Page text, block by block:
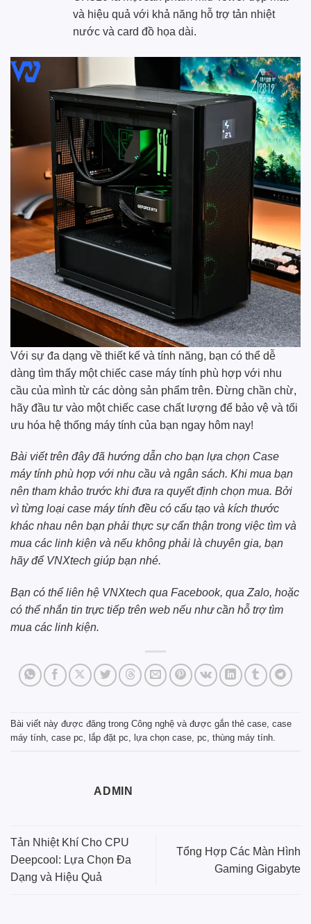
và hiệu quả với khả năng hỗ trợ tản nhiệt
nước và card đồ họa dài.
Với sự đa dạng về thiết kế và tính năng, bạn có thể dễ
dàng tìm thấy một chiếc case máy tính phù hợp với nhu
cầu của mình từ các dòng sản phẩm trên. Đừng chần chừ,
hãy đầu tư vào một chiếc case chất lượng để bảo vệ và tối
ưu hóa hệ thống máy tính của bạn ngay hôm nay!
Bài viết trên đây đã hướng dẫn cho bạn lựa chọn Case
máy tính phù hợp với nhu cầu và ngân sách. Khi mua bạn
nên tham khảo trước khi đưa ra quyết định chọn mua. Bởi
vì từng loại case máy tính đều có cấu tạo và kích thước
khác nhau nên bạn phải thực sự cẩn thận trong việc tìm và
mua các linh kiện và nếu không phải là chuyên gia, bạn
hãy để VNXtech giúp bạn nhé.
Bạn có thể liên hệ VNXtech qua Facebook, qua Zalo, hoặc
có thể nhắn tin trực tiếp trên web nếu như cần hỗ trợ tìm
mua các linh kiện.
Bài viết này được đăng trong Công nghệ và được gắn thẻ case, case
máy tính, case pc, lắp đặt pc, lựa chọn case, pc, thùng máy tính.
ADMIN
Tản Nhiệt Khí Cho CPU
Deepcool: Lựa Chọn Đa
Dạng và Hiệu Quả
Tổng Hợp Các Màn Hình
Gaming Gigabyte